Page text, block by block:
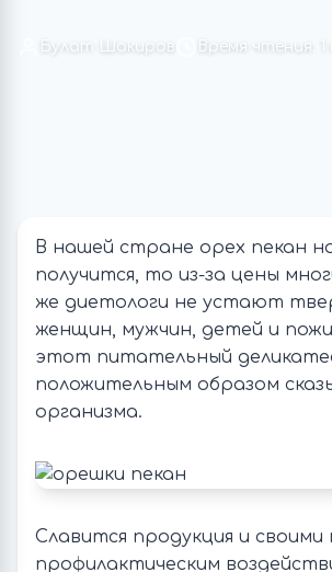
Булат Шакиров Время чтения: 1
В нашей стране орех пекан
получится, то из-за цены
же диетологи не устают
женщин, мужчин, детей и
этот питательный
положительным образом
организма.
Славится продукция и
профилактическим